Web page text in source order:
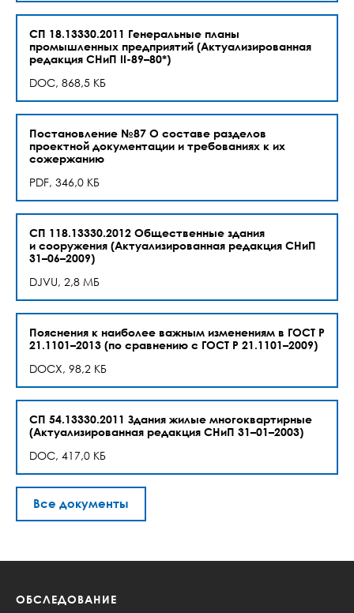
СП 18.13330.2011 Генеральные планы
промышленных предприятий (Актуализированная
редакция СНиП II-89–80*)
DOC, 868,5 КБ
Постановление №87 О составе разделов
проектной документации и требованиях к их
сожержанию
PDF, 346,0 КБ
СП 118.13330.2012 Общественные здания
и сооружения (Актуализированная редакция СНиП
31–06–2009)
DJVU, 2,8 МБ
Пояснения к наиболее важным изменениям в ГОСТ Р
21.1101–2013 (по сравнению с ГОСТ Р 21.1101–2009)
DOCX, 98,2 КБ
СП 54.13330.2011 Здания жилые многоквартирные
(Актуализированная редакция СНиП 31–01–2003)
DOC, 417,0 КБ
Все документы
ОБСЛЕДОВАНИЕ